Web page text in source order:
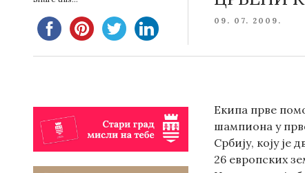
POSTED
09. 07. 2009.
Екипа прве
шампиона у
Србију, коју је
26 европских